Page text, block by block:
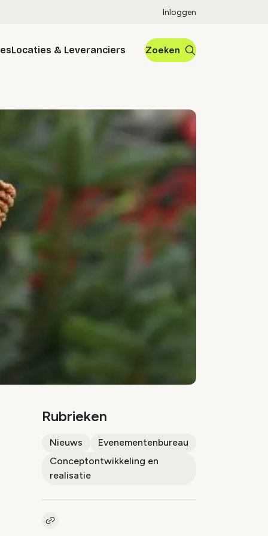
Inloggen
Locaties & Leveranciers Zoeken
Rubrieken
Nieuws
Evenementenbureau
Conceptontwikkeling en
realisatie
Kopieer link naar artikel